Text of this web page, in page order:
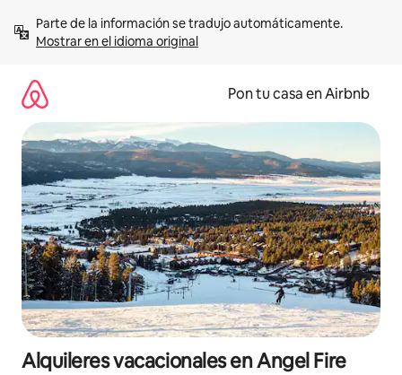
contenidoMostrar en el idioma original
Pon tu casa en Airbnb
Alquileres vacacionales en Angel Fire